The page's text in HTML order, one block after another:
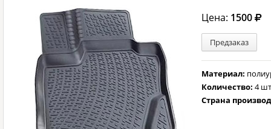
Цена: 1500
Предзаказ
Материал:
Количество:4
Страна